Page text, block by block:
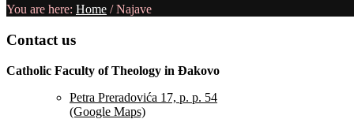
You are here: Home /Najave
Contact us
Catholic Faculty of Theology in Đakovo
Petra Preradovića 17, p. p. 54
(Google Maps)